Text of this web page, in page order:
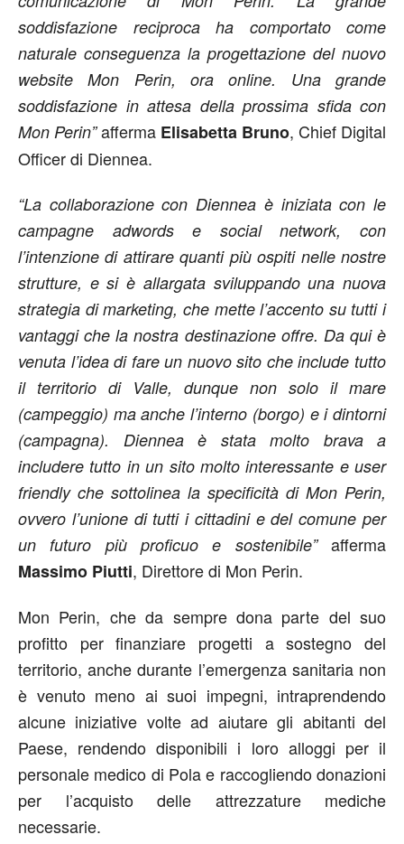
soddisfazione reciproca ha comportato come
naturale conseguenza la progettazione del nuovo
website Mon Perin, ora online. Una grande
soddisfazione in attesa della prossima sfida con
Mon Perin”afferma Elisabetta Bruno, Chief Digital
Officer di Diennea.
“La collaborazione con Diennea è iniziata con le
campagne adwords e social network, con
l’intenzione di attirare quanti più ospiti nelle nostre
strutture, e si è allargata sviluppando una nuova
strategia di marketing, che mette l’accento su tutti i
vantaggi che la nostra destinazione offre. Da qui è
venuta l’idea di fare un nuovo sito che include tutto
il territorio di Valle, dunque non solo il mare
(campeggio) ma anche l’interno (borgo) e i dintorni
(campagna). Diennea è stata molto brava a
includere tutto in un sito molto interessante e user
friendly che sottolinea la specificità di Mon Perin,
ovvero l’unione di tutti i cittadini e del comune per
un futuro più proficuo e sostenibile”afferma
Massimo Piutti, Direttore di Mon Perin.
Mon Perin, che da sempre dona parte del suo
profitto per finanziare progetti a sostegno del
territorio, anche durante l’emergenza sanitaria non
è venuto meno ai suoi impegni, intraprendendo
alcune iniziative volte ad aiutare gli abitanti del
Paese, rendendo disponibili i loro alloggi per il
personale medico di Pola e raccogliendo donazioni
per l’acquisto delle attrezzature mediche
necessarie.